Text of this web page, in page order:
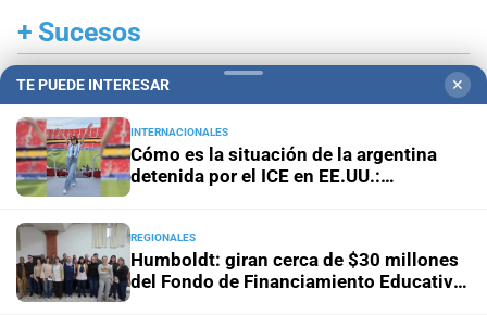
+ Sucesos
TE PUEDE INTERESAR ✕
INTERNACIONALES
Cómo es la situación de la argentina
detenida por el ICE en EE.UU.:
REGIONALES
Humboldt: giran cerca de $30 millones
del Fondo de Financiamiento Educativo